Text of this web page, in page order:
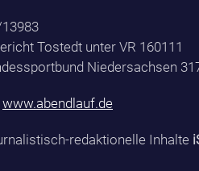
Tostedt unter VR 160111
Niedersachsen
www.abendlauf.de
redaktionelle Inhalte